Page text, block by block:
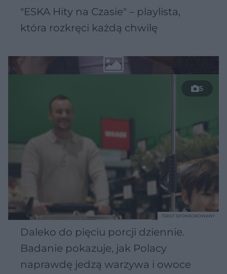
"ESKA Hity na Czasie" – playlista,
która rozkręci każdą chwilę
5
Daleko do pięciu porcji dziennie.
Badanie pokazuje, jak Polacy
naprawdę jedzą warzywa i owoce
TEKST SPONSOROWANY